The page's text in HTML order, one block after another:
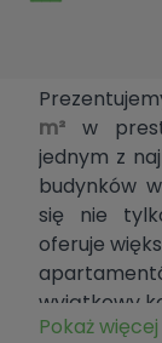
m² w
jednym z
budynków
się nie
oferuje
wyjątkowy
Pokaż więcej